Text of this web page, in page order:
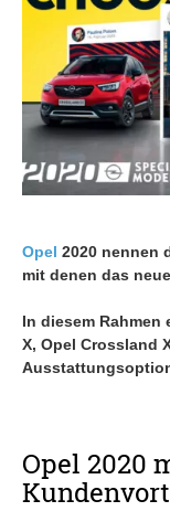
Opel 2020 nennen
mit denen das
In diesem Rahmen
X, Opel Crossland
Opel 2020